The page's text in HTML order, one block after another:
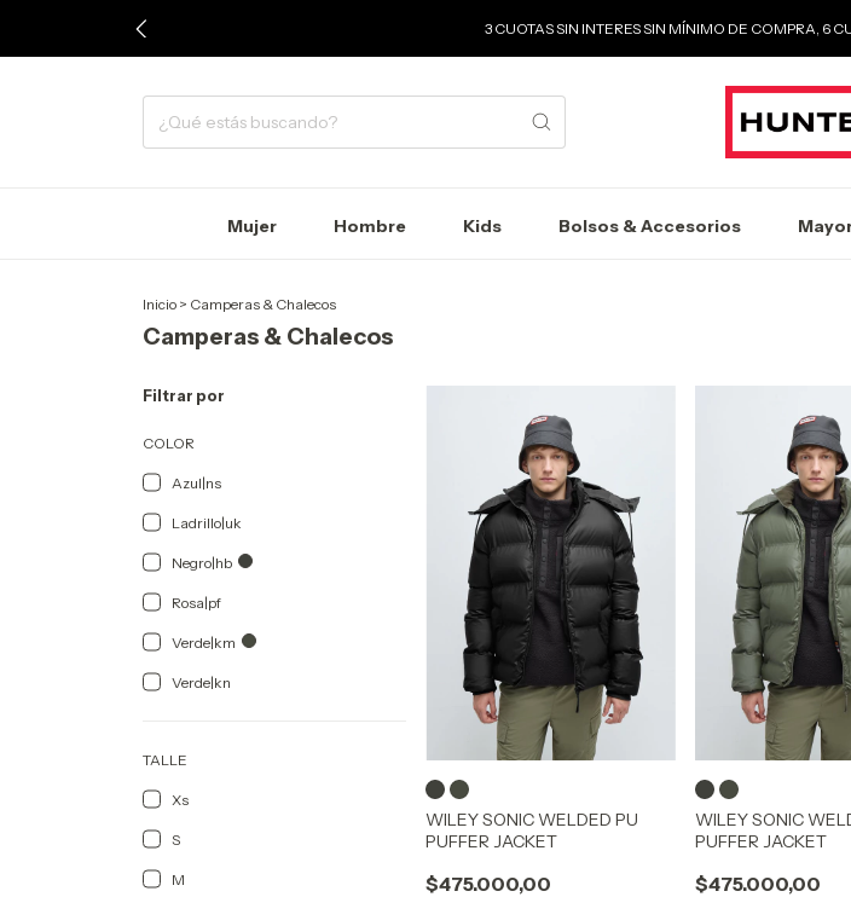
3 CUOTAS SIN INTERES SIN MÍNIMO DE COMPRA, 6
Mujer Hombre Kids Bolsos & Accesorios
Inicio > Camperas & Chalecos
Camperas & Chalecos
Filtrar por
COLOR
Azul|ns
Ladrillo|uk
Negro|hb
Rosa|pf
Verde|km
Verde|kn
TALLE
Xs
S
M
WILEY SONIC WELDED PU
PUFFER JACKET
$475.000,00
WILEY SONIC
PUFFER JACKET
$475.000,00